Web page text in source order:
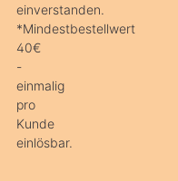
einverstanden.
*Mindestbestellwert
40€
-
einmalig
pro
Kunde
einlösbar.